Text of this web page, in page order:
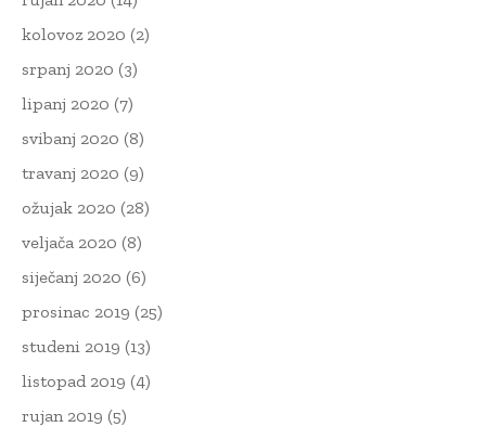
kolovoz 2020 (2)
srpanj 2020 (3)
lipanj 2020 (7)
svibanj 2020 (8)
travanj 2020 (9)
ožujak 2020 (28)
veljača 2020 (8)
siječanj 2020 (6)
prosinac 2019 (25)
studeni 2019 (13)
listopad 2019 (4)
rujan 2019 (5)